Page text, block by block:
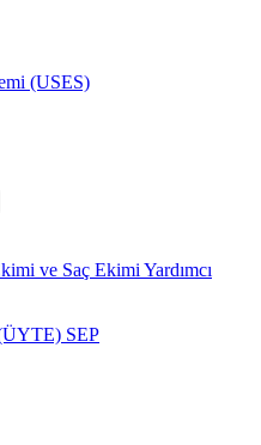
(USES)
ve Saç Ekimi Yardımcı
SEP